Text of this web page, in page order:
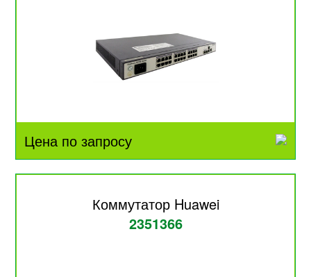
Цена по запросу
Коммутатор Huawei
2351366